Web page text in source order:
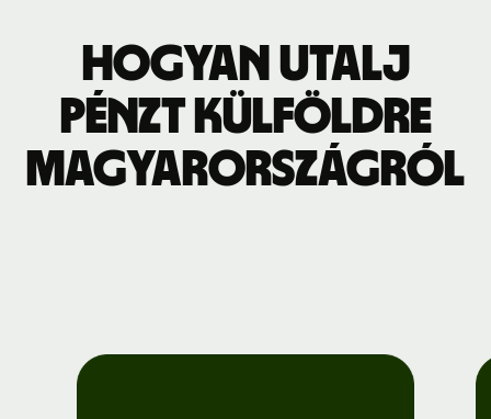
Hogyan utalj
pénzt külföldre
Magyarországról